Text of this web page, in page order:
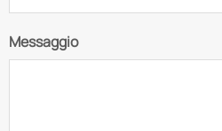
Messaggio